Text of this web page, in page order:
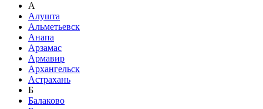
А
Алушта
Альметьевск
Анапа
Арзамас
Армавир
Архангельск
Астрахань
Б
Балаково